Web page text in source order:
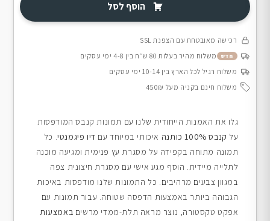
הוסף לסל
רכישה מאובטחת עם הצפנת SSL
חדש
משלוח מהיר בעלות 80 ש״ח בין 4-8 ימי עסקים
משלוח רגיל לכל הארץ בין 10-14 ימי עסקים
משלוח חינם בקניה מעל 450₪
גלו את האמנות הייחודית שלנו עם תמונות קנבס המודפסות
על קנבס 100% כותנה איכותי במיוחד עם דיו פיגמנטי. כל
תמונה מתוחה בקפידה על מסגרת עץ פנימית ומגיעה מוכנה
לתלייה מיידית. הוסף מגע אישי עם מסגרת חיצונית צפה
במגוון צבעים מרהיבים. כל התמונות שלנו מודפסות באיכות
הגבוהה ביותר באמצעות הדפסה שטוחה. עבור תמונות עם
אפקט טקסטורה, נוצר מראה תלת-ממדי מרשים באמצעות